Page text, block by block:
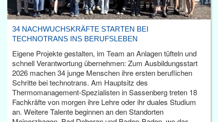
34 NACHWUCHSKRÄFTE STARTEN BEI
TECHNOTRANS INS BERUFSLEBEN
Eigene Projekte gestalten, im Team an Anlagen tüfteln und
schnell Verantwortung übernehmen: Zum Ausbildungsstart
2026 machen 34 junge Menschen ihre ersten beruflichen
Schritte bei technotrans. Am Hauptsitz des
Thermomanagement-Spezialisten in Sassenberg treten 18
Fachkräfte von morgen ihre Lehre oder ihr duales Studium
an. Weitere Talente beginnen an den Standorten